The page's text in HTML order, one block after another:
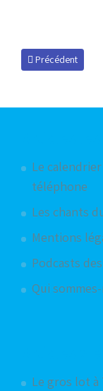
Article précédent
Précédent
Le
téléphone
Les chants
Mentions
Podcasts
Qui
Le gros lot à